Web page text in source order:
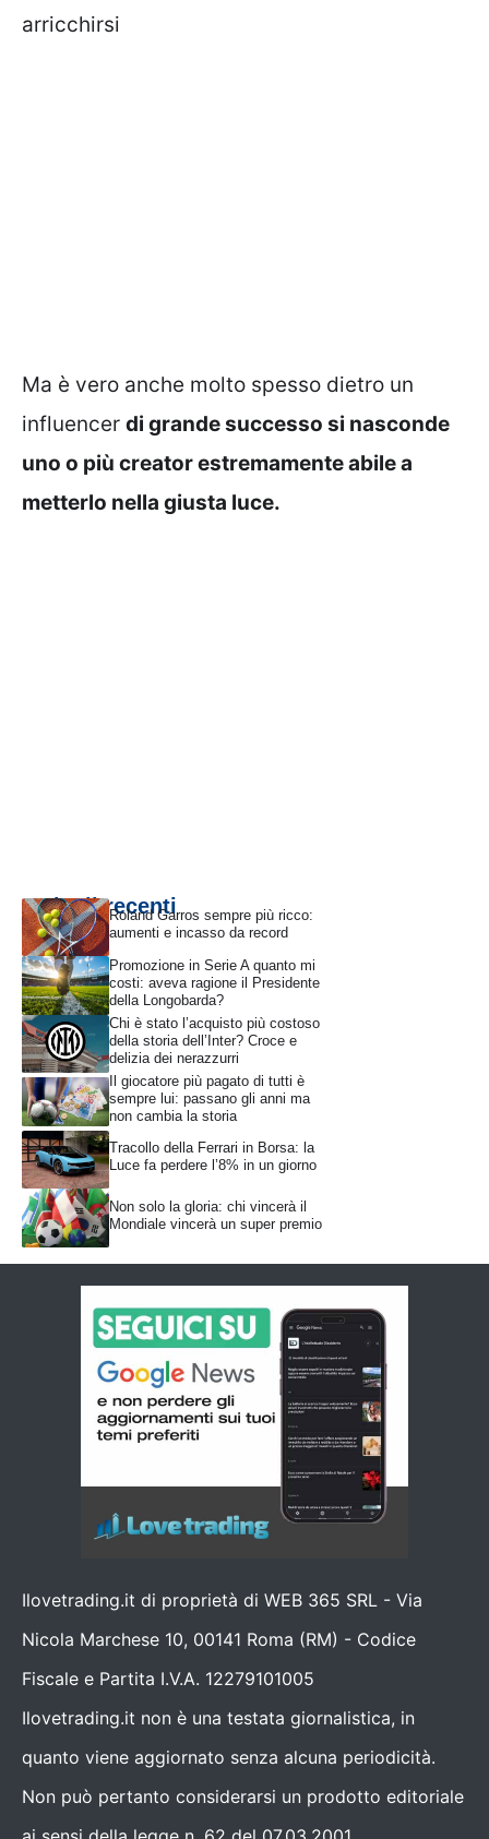
arricchirsi
Ma è vero anche molto spesso dietro un
influencer di grande successo si nasconde
uno o più creator estremamente abile a
metterlo nella giusta luce.
Articoli recentiRoland Garros sempre più ricco:
aumenti e incasso da record
Promozione in Serie A quanto mi
costi: aveva ragione il Presidente
della Longobarda?
Chi è stato l’acquisto più costoso
della storia dell’Inter? Croce e
delizia dei nerazzurri
Il giocatore più pagato di tutti è
sempre lui: passano gli anni ma
non cambia la storia
Tracollo della Ferrari in Borsa: la
Luce fa perdere l’8% in un giorno
Non solo la gloria: chi vincerà il
Mondiale vincerà un super premio
Ilovetrading.it di proprietà di WEB 365 SRL - Via
Nicola Marchese 10, 00141 Roma (RM) - Codice
Fiscale e Partita I.V.A. 12279101005
Ilovetrading.it non è una testata giornalistica, in
quanto viene aggiornato senza alcuna periodicità.
Non può pertanto considerarsi un prodotto editoriale